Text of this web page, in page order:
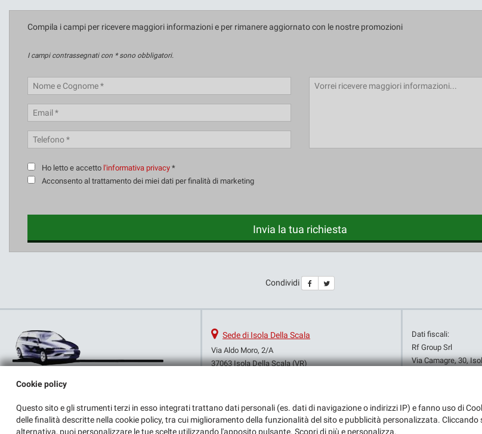
Compila i campi per ricevere maggiori informazioni e per rimanere aggiornato con le nostre promozioni
I campi contrassegnati con * sono obbligatori.
Ho letto e accetto l'informativa privacy *
Acconsento al trattamento dei miei dati per finalità di marketing
Invia la tua richiesta
Condividi
Sede di Isola Della Scala
Via Aldo Moro, 2/A
37063 Isola Della Scala (VR)
+39 045 663 2294
Email:
info@autocestaro.it
Indicazioni stradali
Dati fiscali:
Rf Group Srl
Via Camagre, 30,
Cookie policy
Questo sito e gli strumenti terzi in esso integrati trattano dati personali (es. dati di navigazione o indirizzi IP) e fanno uso di
delle finalità descritte nella cookie policy, tra cui miglioramento della funzionalità del sito e pubblicità personalizzata.
alternativa, puoi personalizzare le tue scelte utilizzando l'apposito pulsante. Scopri di più e personalizza.